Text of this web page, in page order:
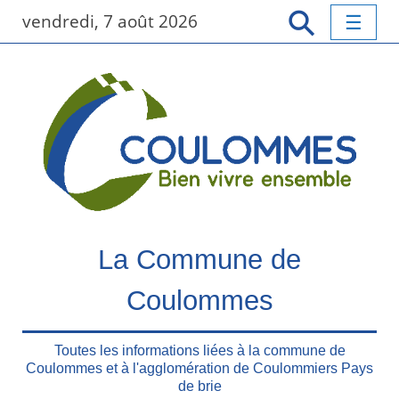
vendredi, 7 août 2026
La Commune de
Coulommes
Toutes les informations liées à la commune de
Coulommes et à l'agglomération de Coulommiers Pays
de brie